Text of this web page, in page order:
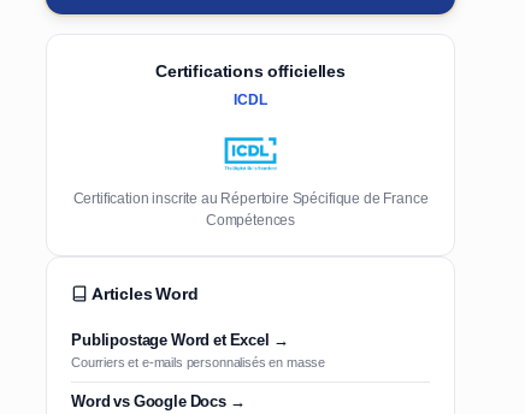
Certifications officielles
ICDL
Certification inscrite au Répertoire Spécifique de France
Compétences
Articles Word
Publipostage Word et Excel →
Courriers et e-mails personnalisés en masse
Word vs Google Docs →